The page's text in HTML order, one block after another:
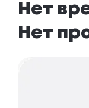
Нет
Нет